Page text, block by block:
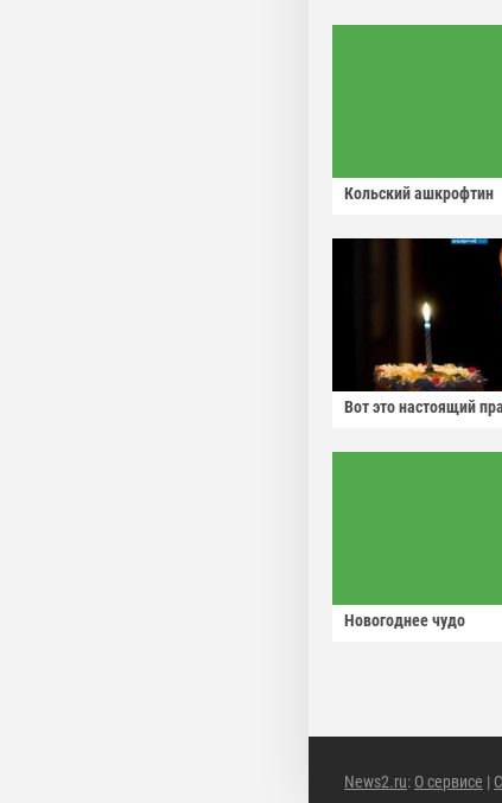
Кольский ашкрофтин
Вот это настоящий
Новогоднее чудо
News2.ru: О сервисе |